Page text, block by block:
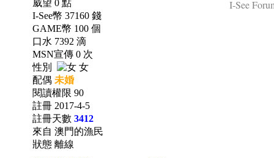
威望 0 點
I-See幣 37160 錢
GAME幣 100 個
口水 7392 滴
MSN宣傳 0 次
性別
女
配偶 未婚
閱讀權限 90
註冊 2017-4-5
註冊天數 3412
來自 澳門的漁民
狀態 離線
I-See